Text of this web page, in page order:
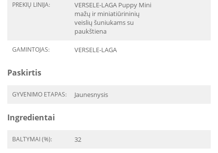
PREKIŲ LINIJA:
VERSELE-LAGA Puppy Mini
mažų ir miniatiūrininių
veislių šuniukams su
paukštiena
GAMINTOJAS: VERSELE-LAGA
Paskirtis
GYVENIMO ETAPAS: Jaunesnysis
Ingredientai
BALTYMAI (%): 32